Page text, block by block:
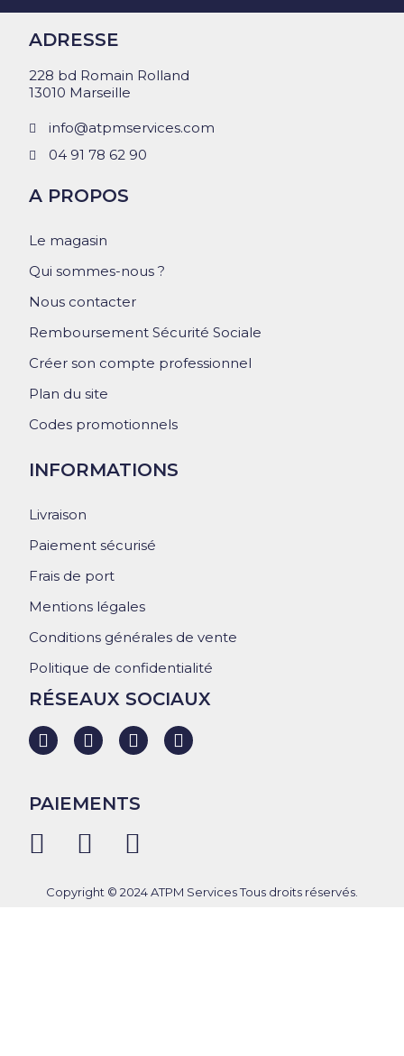
ADRESSE
228 bd Romain Rolland
13010 Marseille
info@atpmservices.com
04 91 78 62 90
A PROPOS
Le magasin
Qui sommes-nous ?
Nous contacter
Remboursement Sécurité Sociale
Créer son compte professionnel
Plan du site
Codes promotionnels
INFORMATIONS
Livraison
Paiement sécurisé
Frais de port
Mentions légales
Conditions générales de vente
Politique de confidentialité
RÉSEAUX SOCIAUX
PAIEMENTS
Copyright © 2024 ATPM Services Tous droits réservés.